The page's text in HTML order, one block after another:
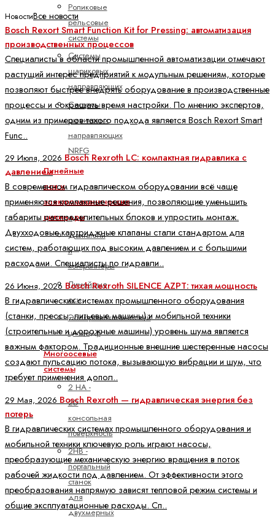
Роликовые
рельсовые
системы
Системы
шариковых
направляющих
Системы
шариковых
направляющих
NRFG
Линейные
оси и
электромеханические
цилиндры
Двигатели
и
контроллеры
Линейные
оси
Электромеханический
цилиндр
Многоосевые
системы
2 HA -
2D
консольная
поверхность
2HB -
портальный
станок
для
двухмерных
НовостиВсе новости
Bosch Rexort Smart Function Kit for Pressing: автоматизация
производственных процессов
Специалисты в области промышленной автоматизации отмечают
растущий интерес предприятий к модульным решениям, которые
позволяют быстрее внедрять оборудование в производственные
процессы и сокращать время настройки. По мнению экспертов,
одним из примеров такого подхода является Bosch Rexort Smart
Func..
29 Июля, 2026 Bosch Rexroth LC: компактная гидравлика с
давлением
В современном гидравлическом оборудовании всё чаще
применяются компактные решения, позволяющие уменьшить
габариты распределительных блоков и упростить монтаж.
Двухходовые картриджные клапаны стали стандартом для
систем, работающих под высоким давлением и с большими
расходами. Специалисты по гидравли..
26 Июня, 2026 Bosch Rexroth SILENCE AZPT: тихая мощность
В гидравлических системах промышленного оборудования
(станки, прессы, литьевые машины) и мобильной техники
(строительные и дорожные машины) уровень шума является
важным фактором. Традиционные внешние шестеренные насосы
создают пульсацию потока, вызывающую вибрации и шум, что
требует применения допол..
29 Мая, 2026 Bosch Rexroth — гидравлическая энергия без
потерь
В гидравлических системах промышленного оборудования и
мобильной техники ключевую роль играют насосы,
преобразующие механическую энергию вращения в поток
рабочей жидкости под давлением. От эффективности этого
преобразования напрямую зависят тепловой режим системы и
общие эксплуатационные расходы. Сп..